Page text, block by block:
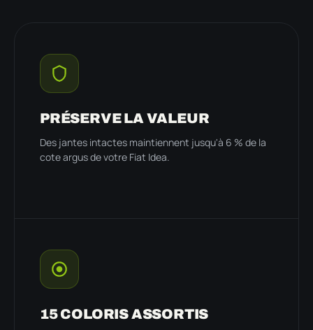
PRÉSERVE LA VALEUR
Des jantes intactes maintiennent jusqu'à 6 % de la
cote argus de votre Fiat Idea.
15 COLORIS ASSORTIS